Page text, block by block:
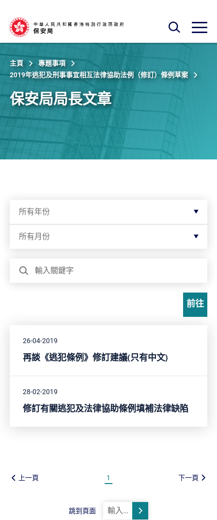
開啟搜尋框
開啟
主頁
專題事項
2019年逃犯及刑事事宜相互法律協助法例（修訂）條例草案
保安局局長文章
所有年份
所有月份
前往
26-04-2019
再談《逃犯條例》修訂建議(只有中文)
28-02-2019
修訂有關逃犯及法律協助條例填補法律缺陷
上一頁 1 下一頁
跳到頁面
跳轉